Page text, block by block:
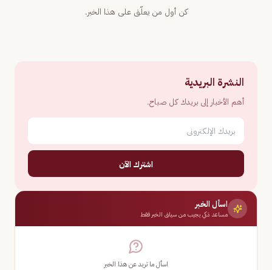
كن أول من يعلّق على هذا الخبر.
النشرة البريدية
أهم الأخبار إلى بريدك كل صباح.
اشترك الآن
اسأل الخبر
مساعد ذكي يجيب من سياق الخبر فقط
اسأل ما تريد عن هذا الخبر